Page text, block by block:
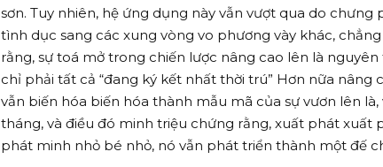
sơn. Tuy nhiên, hệ ứng dụng này vẫn vượt qua do
tình dục sang các xung vòng vo phương vày khác,
rằng, sự toá mở trong chiến lược nâng cao lên là
chỉ phải tất cả “đang ký kết nhất thời trú” Hơn nữa nâng
vẫn biến hóa biến hóa thành mẫu mã của sự vươn lên
tháng, và điều đó minh triệu chứng rằng, xuất phát
phát minh nhỏ bé nhỏ, nó vẫn phát triển thành một đế